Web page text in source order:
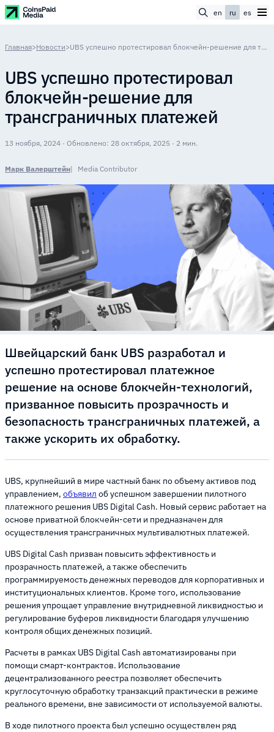
en ru es
Главная>Новости> UBS успешно протестировал блокчейн-решение для трансграничных платежей
UBS успешно протестировал
блокчейн-решение для
трансграничных платежей
13 ноября, 2024 · Обновлено: 28 октября, 2025 · 2 мин.
Марк Валерштейн Media Contributor
Швейцарский банк UBS разработал и
успешно протестировал платежное
решение на основе блокчейн-технологий,
призванное повысить прозрачность и
безопасность трансграничных платежей, а
также ускорить их обработку.
UBS, крупнейший в мире частный банк по объему активов под
управлением, объявил об успешном завершении пилотного
платежного решения UBS Digital Cash. Новый сервис работает на
основе приватной блокчейн-сети и предназначен для
осуществления трансграничных мультивалютных платежей.
UBS Digital Cash призван повысить эффективность и
прозрачность платежей, а также обеспечить
программируемость денежных переводов для корпоративных и
институциональных клиентов. Кроме того, использование
решения упрощает управление внутридневной ликвидностью и
регулирование буферов ликвидности благодаря улучшению
контроля общих денежных позиций.
Расчеты в рамках UBS Digital Cash автоматизированы при
помощи смарт-контрактов. Использование
децентрализованного реестра позволяет обеспечить
круглосуточную обработку транзакций практически в режиме
реального времени, вне зависимости от используемой валюты.
В ходе пилотного проекта был успешно осуществлен ряд